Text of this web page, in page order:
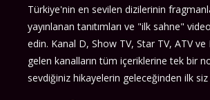
Türkiye'nin en sevilen dizilerinin
yayınlanan tanıtımları ve "ilk sahne"
edin. Kanal D, Show TV, Star TV, ATV
gelen kanalların tüm içeriklerine tek bir
sevdiğiniz hikayelerin geleceğinden ilk